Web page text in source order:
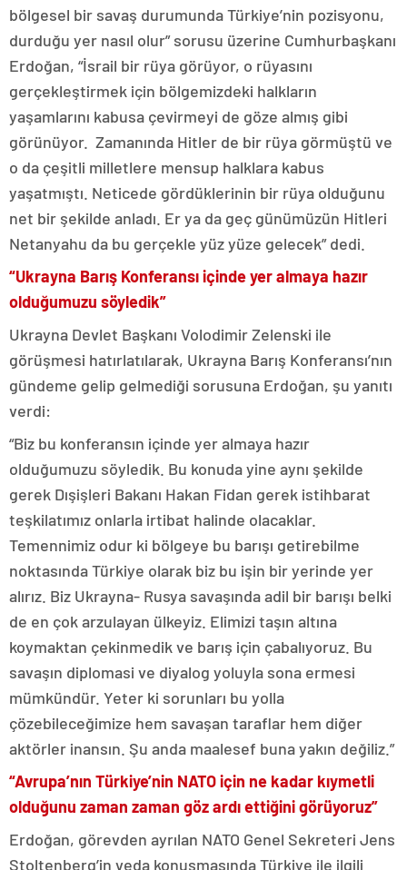
bölgesel bir savaş durumunda Türkiye’nin pozisyonu,
durduğu yer nasıl olur” sorusu üzerine Cumhurbaşkanı
Erdoğan, “İsrail bir rüya görüyor, o rüyasını
gerçekleştirmek için bölgemizdeki halkların
yaşamlarını kabusa çevirmeyi de göze almış gibi
görünüyor. Zamanında Hitler de bir rüya görmüştü ve
o da çeşitli milletlere mensup halklara kabus
yaşatmıştı. Neticede gördüklerinin bir rüya olduğunu
net bir şekilde anladı. Er ya da geç günümüzün Hitleri
Netanyahu da bu gerçekle yüz yüze gelecek” dedi.
“Ukrayna Barış Konferansı içinde yer almaya hazır
olduğumuzu söyledik”
Ukrayna Devlet Başkanı Volodimir Zelenski ile
görüşmesi hatırlatılarak, Ukrayna Barış Konferansı’nın
gündeme gelip gelmediği sorusuna Erdoğan, şu yanıtı
verdi:
“Biz bu konferansın içinde yer almaya hazır
olduğumuzu söyledik. Bu konuda yine aynı şekilde
gerek Dışişleri Bakanı Hakan Fidan gerek istihbarat
teşkilatımız onlarla irtibat halinde olacaklar.
Temennimiz odur ki bölgeye bu barışı getirebilme
noktasında Türkiye olarak biz bu işin bir yerinde yer
alırız. Biz Ukrayna- Rusya savaşında adil bir barışı belki
de en çok arzulayan ülkeyiz. Elimizi taşın altına
koymaktan çekinmedik ve barış için çabalıyoruz. Bu
savaşın diplomasi ve diyalog yoluyla sona ermesi
mümkündür. Yeter ki sorunları bu yolla
çözebileceğimize hem savaşan taraflar hem diğer
aktörler inansın. Şu anda maalesef buna yakın değiliz.”
“Avrupa’nın Türkiye’nin NATO için ne kadar kıymetli
olduğunu zaman zaman göz ardı ettiğini görüyoruz”
Erdoğan, görevden ayrılan NATO Genel Sekreteri Jens
Stoltenberg’in veda konuşmasında Türkiye ile ilgili